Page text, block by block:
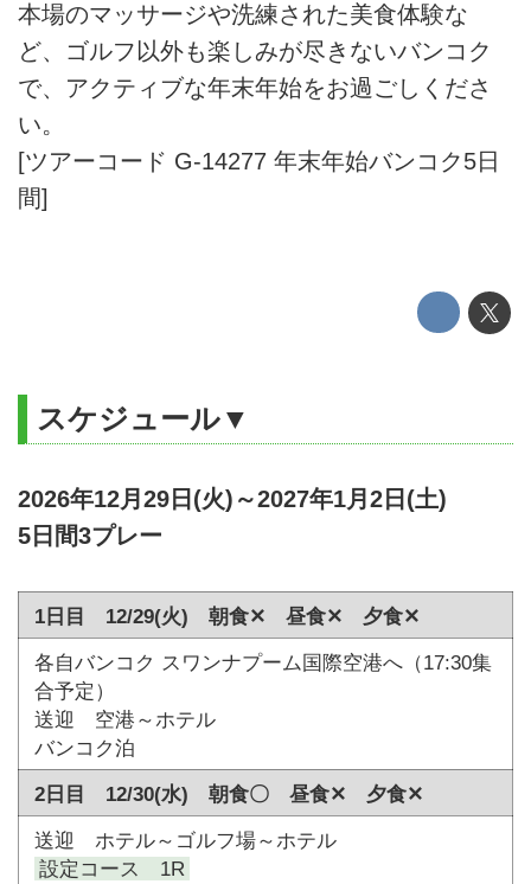
本場のマッサージや洗練された美食体験な
ど、ゴルフ以外も楽しみが尽きないバンコク
で、アクティブな年末年始をお過ごしくださ
い。
[ツアーコード G-14277 年末年始バンコク5日
間]
スケジュール▼
2026年12月29日(火)～2027年1月2日(土)
5日間3プレー
1日目 12/29(火) 朝食✕ 昼食✕ 夕食✕
各自バンコク スワンナプーム国際空港へ（17:30集
合予定）
送迎 空港～ホテル
バンコク泊
2日目 12/30(水) 朝食〇 昼食✕ 夕食✕
送迎 ホテル～ゴルフ場～ホテル
設定コース 1R